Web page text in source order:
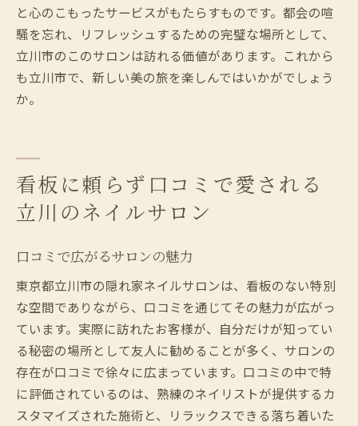
と心のこもったサービスがもたらすものです。都会の喧
騒を忘れ、リフレッシュするための完璧な場所として、
立川市のこのサロンは訪れる価値があります。これから
も立川市で、新しい美の旅を楽しんではいかがでしょう
か。
看板に頼らず口コミで愛される
立川のネイルサロン
口コミで広がるサロンの魅力
東京都立川市の隠れ家ネイルサロンは、看板のない特別
な空間でありながら、口コミを通じてその魅力が広がっ
ています。実際に訪れたお客様が、自分だけが知ってい
る秘密の場所として友人に勧めることが多く、サロンの
存在が口コミで徐々に広まっています。口コミの中で特
に評価されているのは、熟練のネイリストが提供するカ
スタマイズされた施術と、リラックスできる落ち着いた